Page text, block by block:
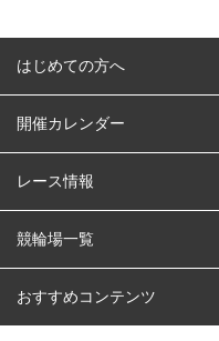
はじめての方へ
はじめての方へ
開催カレンダー
競輪
オートレース
競輪くじ
レース情報
レース予想
レース結果
競輪場一覧
北日本 函館競輪場
おすすめコンテンツ